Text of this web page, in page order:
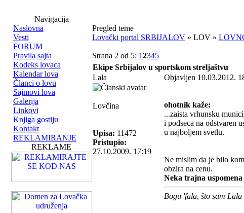
Navigacija
Naslovna
Vesti
FORUM
Pravila sajta
Kodeks lovaca
Kalendar lova
Članci o lovu
Sajmovi lova
Galerija
Linkovi
Knjiga gostiju
Kontakt
REKLAMIRANJE
REKLAME
Pregled teme
Lovački portal SRBIJALOV» LOV »
Strana 2 od 5: 12345
Ekipe Srbijalov u sportskom streljaštvu
Lala
Objavljen 10.03.2012.
Lovčina
Upisa: 11472
Pristupio:
27.10.2009. 17:19
ohotnik kaže:
...zaista vrhunsku
i podseca na odstvaren
u najboljem svetlu.
Ne mislim da je bilo
obzira na cenu.
Neka trajna uspomena
Bogu 'fala, što sam Lala